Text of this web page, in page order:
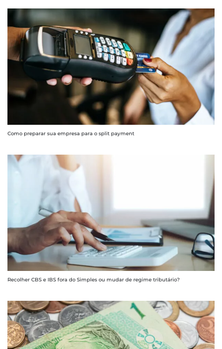
Como preparar sua empresa para o split payment
Recolher CBS e IBS fora do Simples ou mudar de regime tributário?